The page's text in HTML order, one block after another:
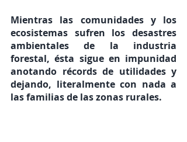
Mientras las comunidades y los
ecosistemas sufren los desastres
ambientales de la industria
forestal, ésta sigue en impunidad
anotando récords de utilidades y
dejando, literalmente con nada a
las familias de las zonas rurales.